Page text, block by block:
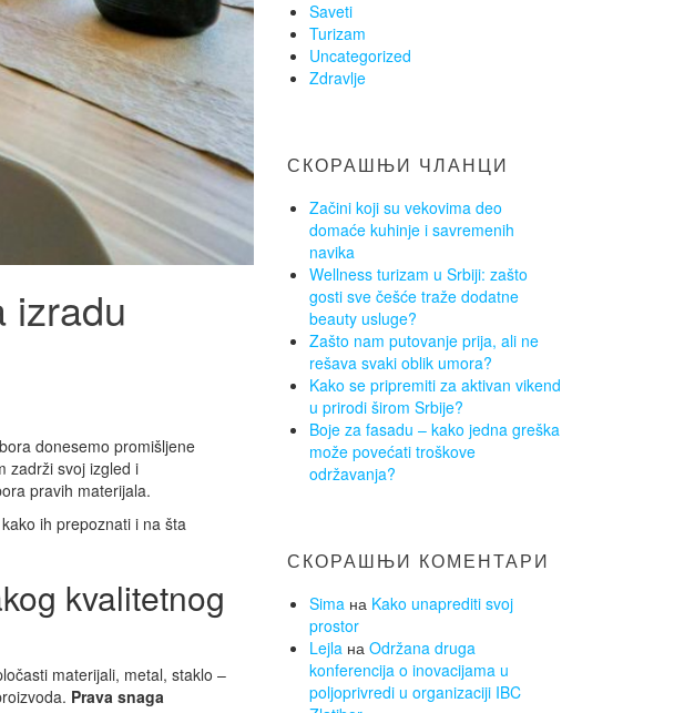
izradu
donesemo promišljene
zadrži svoj izgled i
pravih materijala.
ih prepoznati i na šta
kvalitetnog
materijali, metal, staklo –
Prava snaga
Saveti
Turizam
Uncategorized
Zdravlje
СКОРАШЊИ ЧЛАНЦИ
Začini koji su vekovima deo
domaće kuhinje i savremenih
navika
Wellness turizam u Srbiji: zašto
gosti sve češće traže dodatne
beauty usluge?
Zašto nam putovanje prija, ali ne
rešava svaki oblik umora?
Kako se pripremiti za aktivan vikend
u prirodi širom Srbije?
Boje za fasadu – kako jedna greška
može povećati troškove
održavanja?
СКОРАШЊИ КОМЕНТАРИ
Simaна Kako unaprediti svoj
prostor
Lejlaна Održana druga
konferencija o inovacijama u
poljoprivredi u organizaciji IBC